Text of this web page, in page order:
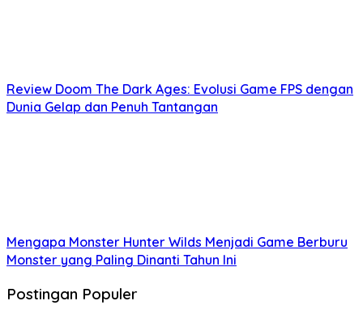
Review Doom The Dark Ages: Evolusi Game FPS dengan
Dunia Gelap dan Penuh Tantangan
Mengapa Monster Hunter Wilds Menjadi Game Berburu
Monster yang Paling Dinanti Tahun Ini
Postingan Populer